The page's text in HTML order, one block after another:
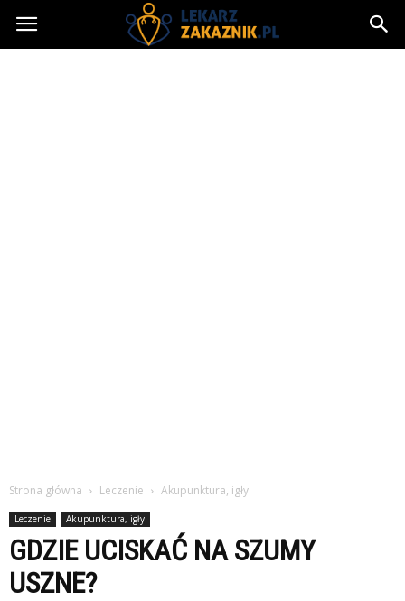
Lekarzzakaznik.pl
Strona główna Leczenie Akupunktura, igły
Leczenie Akupunktura, igły
GDZIE UCISKAĆ NA SZUMY
USZNE?